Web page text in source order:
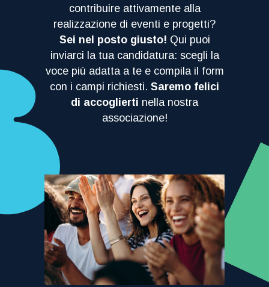
contribuire attivamente alla
realizzazione di eventi e progetti?
Sei nel posto giusto! Qui puoi
inviarci la tua candidatura: scegli la
voce più adatta a te e compila il form
con i campi richiesti. Saremo felici
di accoglierti nella nostra
associazione!